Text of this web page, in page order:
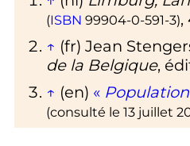
(ISBN 99904-0-591-3),
↑ (fr) Jean
de la Belgique,
↑ (en) «
(consulté le 13 juillet